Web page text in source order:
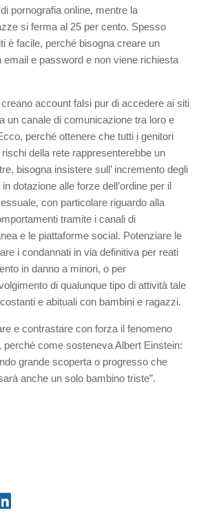
pornografia online, mentre la
si ferma al 25 per cento. Spesso
è facile, perché bisogna creare un
email e password e non viene richiesta
account falsi pur di accedere ai siti
un canale di comunicazione tra loro e
perché ottenere che tutti i genitori
della rete rappresenterebbe un
bisogna insistere sull’ incremento degli
dotazione alle forze dell’ordine per il
con particolare riguardo alla
tramite i canali di
e le piattaforme social. Potenziare le
i condannati in via definitiva per reati
in danno a minori, o per
di qualunque tipo di attività tale
costanti e abituali con bambini e ragazzi.
e contrastare con forza il fenomeno
, perché come sosteneva Albert Einstein:
grande scoperta o progresso che
anche un solo bambino triste”.